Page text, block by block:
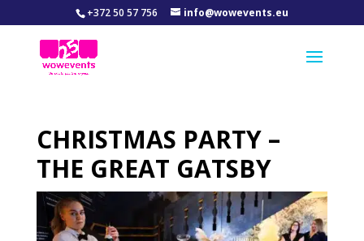
+372 50 57 756 info@wowevents.eu
CHRISTMAS PARTY –
THE GREAT GATSBY